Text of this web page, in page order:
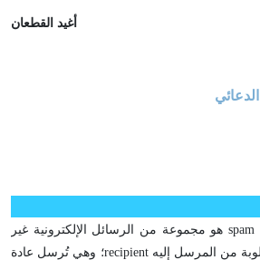
أغيد القطعان
الدعائي
البريد الدعائي (أو الواغل) spam هو مجموعة من الرسائل الإلكترونية غير
المرغوب فيها أو غير المطلوبة من المرسل إليه recipient؛ وهي تُرسل عادة